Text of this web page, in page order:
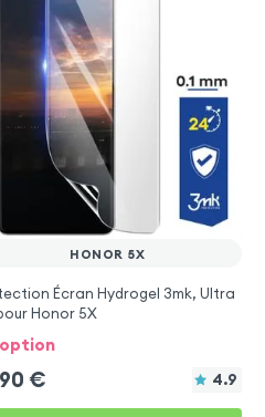
HONOR 5X
Écran Hydrogel 3mk, Ultra
Honor 5X
option
€ 4.9